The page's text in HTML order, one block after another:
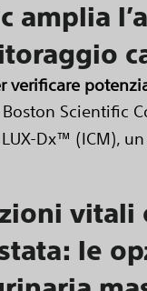
amplia
verificare
Scientific
Dx™ (ICM),
vitali
le